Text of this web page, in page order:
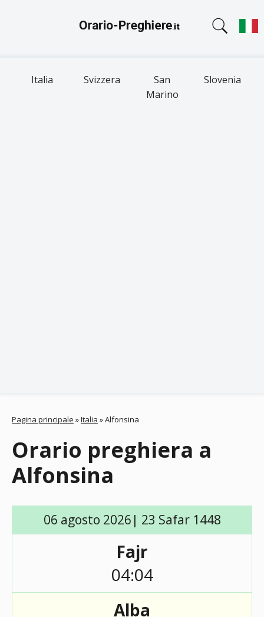
Italia Svizzera
San
Marino
Slovenia
Pagina principale »Italia »Alfonsina
Orario preghiera a
Alfonsina
06 agosto 2026| 23 Safar 1448
Fajr
04:04
Alba